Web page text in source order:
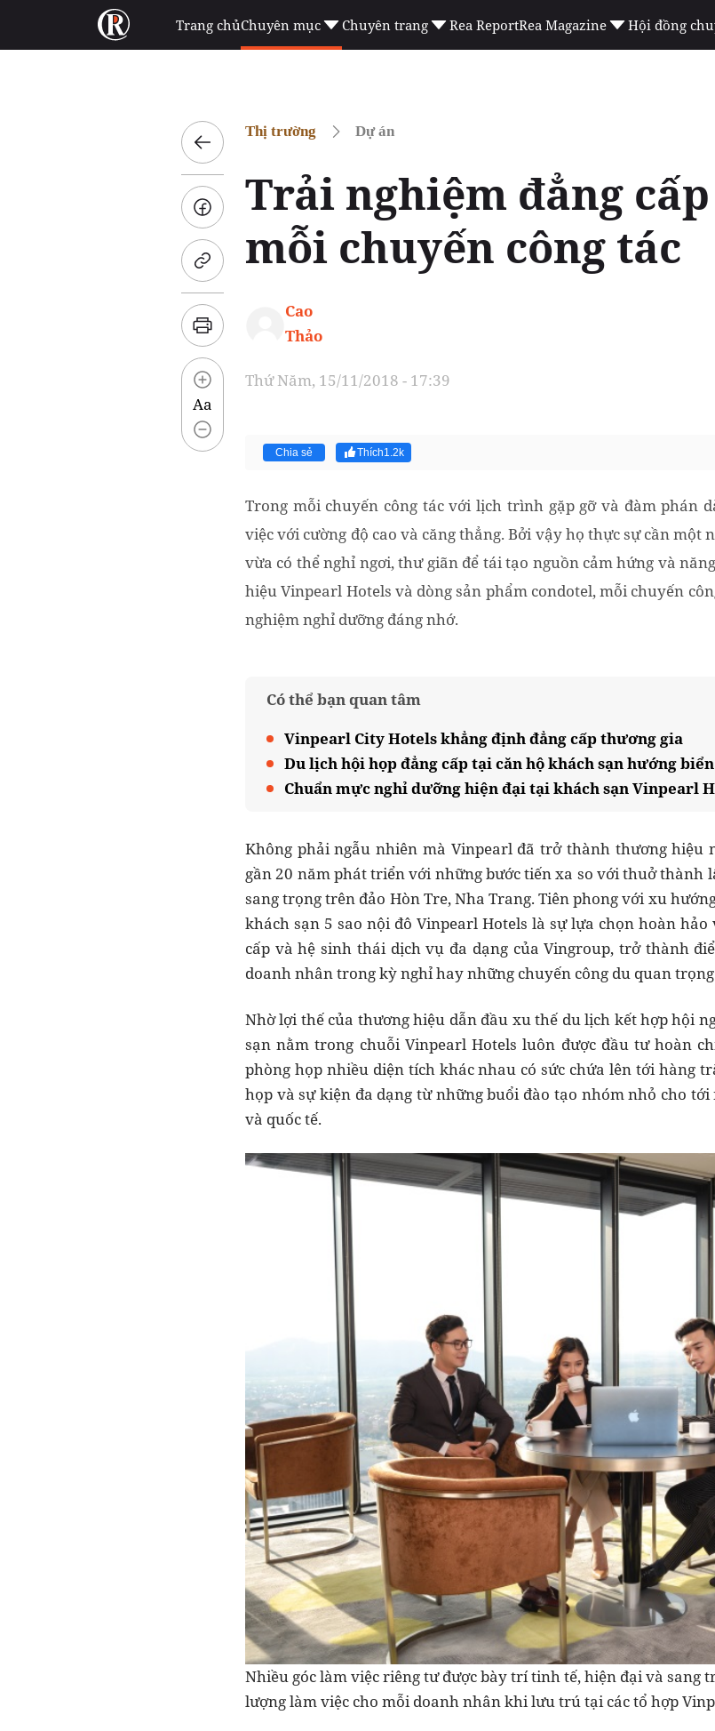
Trang chủChuyên mục Chuyên trang Rea ReportRea Magazine Hội đồng
Aa
Thị trường Dự án
Trải nghiệm đẳng
mỗi chuyến công tác
Cao
Thảo
Thứ Năm, 15/11/2018 - 17:39
Chia sẻ Thích1.2k
Trong mỗi chuyến công tác với lịch trình gặp gỡ và đàm phán
việc với cường độ cao và căng thẳng. Bởi vậy họ thực sự cần
vừa có thể nghỉ ngơi, thư giãn để tái tạo nguồn cảm hứng và
hiệu Vinpearl Hotels và dòng sản phẩm condotel, mỗi chuyến
nghiệm nghỉ dưỡng đáng nhớ.
Có thể bạn quan tâm
Vinpearl City Hotels khẳng định đẳng cấp thương gia
Du lịch hội họp đẳng cấp tại căn hộ khách sạn hướng
Chuẩn mực nghỉ dưỡng hiện đại tại khách sạn Vinpearl
Không phải ngẫu nhiên mà Vinpearl đã trở thành thương hiệu
gần 20 năm phát triển với những bước tiến xa so với thuở thành
sang trọng trên đảo Hòn Tre, Nha Trang. Tiên phong với xu
khách sạn 5 sao nội đô Vinpearl Hotels là sự lựa chọn hoàn
cấp và hệ sinh thái dịch vụ đa dạng của Vingroup, trở thành
doanh nhân trong kỳ nghỉ hay những chuyến công du quan
Nhờ lợi thế của thương hiệu dẫn đầu xu thế du lịch kết hợp hội
sạn nằm trong chuỗi Vinpearl Hotels luôn được đầu tư hoàn
phòng họp nhiều diện tích khác nhau có sức chứa lên tới hàng
họp và sự kiện đa dạng từ những buổi đào tạo nhóm nhỏ cho
và quốc tế.
Nhiều góc làm việc riêng tư được bày trí tinh tế, hiện đại và sang
lượng làm việc cho mỗi doanh nhân khi lưu trú tại các tổ hợp